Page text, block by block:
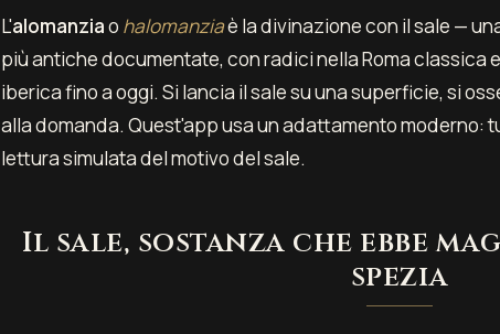
L'alomanziao halomanziaè la divinazione con il sale —
più antiche documentate, con radici nella Roma classica
iberica fino a oggi. Si lancia il sale su una superficie, si
alla domanda. Quest'app usa un adattamento moderno:
lettura simulata del motivo del sale.
Il sale, sostanza che ebbe
spezia